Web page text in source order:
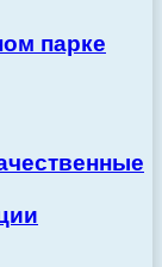
парке